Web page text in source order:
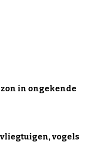
in ongekende
vogels